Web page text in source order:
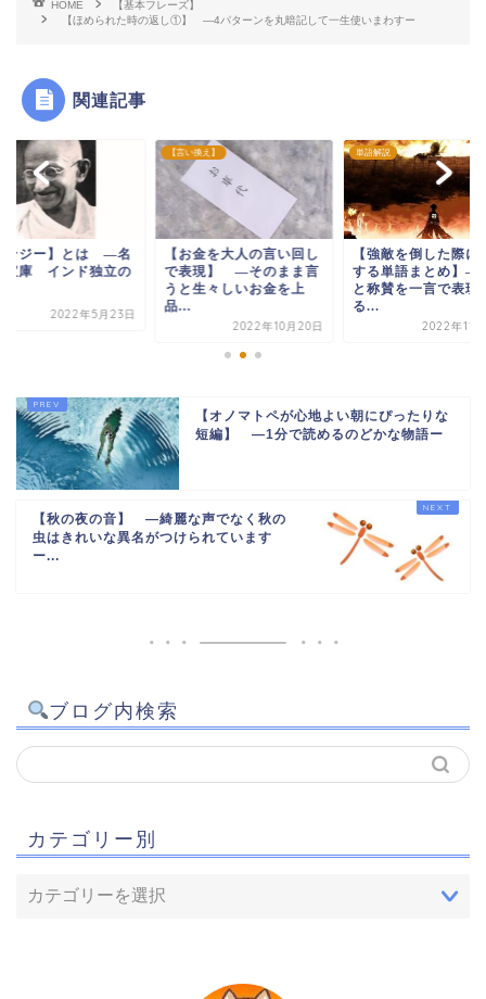
HOME
【基本フレーズ】
【ほめられた時の返し①】 —4パターンを丸暗記して一生使いまわすー
関連記事
ンジー】とは ―名
宝庫 インド独立の
2022年5月23日
【言い換え】
【お金を大人の言い回し
で表現】 ―そのまま言
うと生々しいお金を上
品...
2022年10月20日
単語解説
【強敵を倒した際に
する単語まとめ】―
と称賛を一言で表現
る...
2022年11
【オノマトペが心地よい朝にぴったりな
短編】 —1分で読めるのどかな物語ー
【秋の夜の音】 —綺麗な声でなく秋の
虫はきれいな異名がつけられています
ー...
ブログ内検索
カテゴリー別